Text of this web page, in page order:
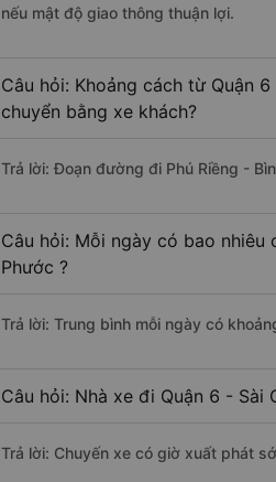
nếu mật độ giao thông thuận lợi.
Câu hỏi: Khoảng cách từ Quận
chuyển bằng xe khách?
Trả lời: Đoạn đường đi Phú Riềng -
Câu hỏi: Mỗi ngày có bao nhiêu
Phước ?
Trả lời: Trung bình mỗi ngày có
Câu hỏi: Nhà xe đi Quận 6 - Sài
Trả lời: Chuyến xe có giờ xuất phát